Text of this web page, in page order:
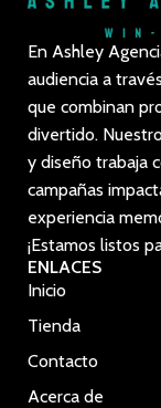
En Ashley
audiencia a
que combinan
divertido.
y diseño trabaja
campañas
experiencia
¡Estamos listos
ENLACES
Inicio
Tienda
Contacto
Acerca de